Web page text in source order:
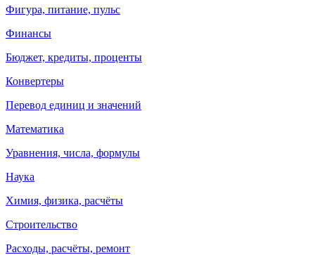
Фигура, питание, пульс
Финансы
Бюджет, кредиты, проценты
Конвертеры
Перевод единиц и значений
Математика
Уравнения, числа, формулы
Наука
Химия, физика, расчёты
Строительство
Расходы, расчёты, ремонт